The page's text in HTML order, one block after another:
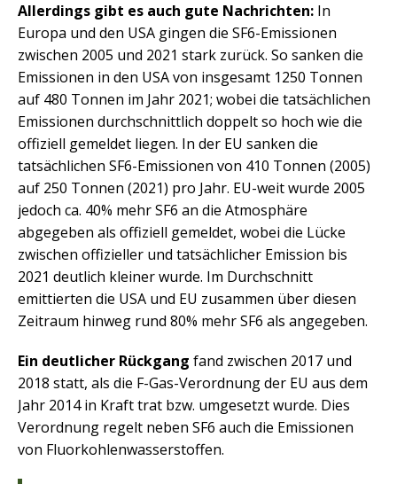
Allerdings gibt es auch gute Nachrichten: In
Europa und den USA gingen die SF6-Emissionen
zwischen 2005 und 2021 stark zurück. So sanken die
Emissionen in den USA von insgesamt 1250 Tonnen
auf 480 Tonnen im Jahr 2021; wobei die tatsächlichen
Emissionen durchschnittlich doppelt so hoch wie die
offiziell gemeldet liegen. In der EU sanken die
tatsächlichen SF6-Emissionen von 410 Tonnen (2005)
auf 250 Tonnen (2021) pro Jahr. EU-weit wurde 2005
jedoch ca. 40% mehr SF6 an die Atmosphäre
abgegeben als offiziell gemeldet, wobei die Lücke
zwischen offizieller und tatsächlicher Emission bis
2021 deutlich kleiner wurde. Im Durchschnitt
emittierten die USA und EU zusammen über diesen
Zeitraum hinweg rund 80% mehr SF6 als angegeben.
Ein deutlicher Rückgang fand zwischen 2017 und
2018 statt, als die F-Gas-Verordnung der EU aus dem
Jahr 2014 in Kraft trat bzw. umgesetzt wurde. Dies
Verordnung regelt neben SF6 auch die Emissionen
von Fluorkohlenwasserstoffen.